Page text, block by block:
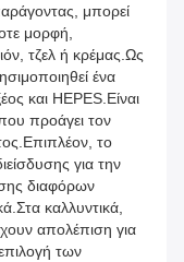
μπορεί
μορφή,
τζελ ή κρέμας.Ως
ένα
και HEPES.Είναι
προάγει τον
το
για την
διαφόρων
καλλυντικά,
απολέπιση για
των